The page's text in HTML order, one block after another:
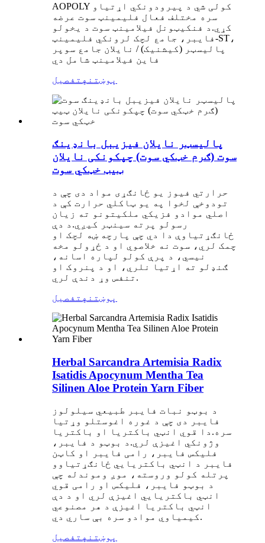
AOPOLY کولی شي د پیرودونکي اړتیاو
سره مختلف فعال فلیمینټ سوت عرضه
کړي.د فنکیټونل فیلامینټ سوت د یخولو
فایبر، جامع لچک لرونکي فلیمینټ-ST،
پالیسټر (کیشنیک) / نایلان جامع سوپر
فاین فیلامینټ شامل دي
پوښتنه تفصیل
پالیسټر نایلان فیزیبل بانډینګ
سوت (ګرم خټکي سوت) چپکونکی نایلان
ټیټ خټکي سوت
حرارتي فیوز یو ځانګړی مواد دی چې د
تودوخې لخوا په یو ټاکلي حرارت کې د
اصلي موادو فزیکي ملکیتونو ته زیان
رسولو پرته سینټر کیږي.د دې
ځانګړتیاوې دا دي چې پارچه ښه لچک او
چمک لري، سوت نه خلاصوي او د ځړولو مخه
نیسي، د پرې کولو لپاره اسانه،
ګنډلو ته اړتیا نلري، او د پنروک او
تنفس وړ دندې لري.
پوښتنه تفصیل
Herbal Sarcandra Artemisia Radix
Isatidis Apocynum Mentha Tea
Silinen Aloe Protein Yarn Fiber
د بوټو نبات فایبر طبیعي سیلولوز
فایبر دی چې د غوره اغوستلو وړتیا
سره.دا قوي انټي باکتریا او باکتریا
وژونکي اغیزې لري.د بوټو د فایبر،
فلیکس فایبر، رامی فایبر او کاټن
فایبر د انټي باکتریایي ځانګړتیاوو
پرتله کولو وروسته، موږ وموندله چې
د بوټو فایبر، فلیکس او رامی قوي
انټي باکتریایي اغیزې لري او د دې
انټي باکتریا اغیزې د هر مصنوعي
کیمیاوي موادو سره بې ساري دي.
پوښتنهتفصیل